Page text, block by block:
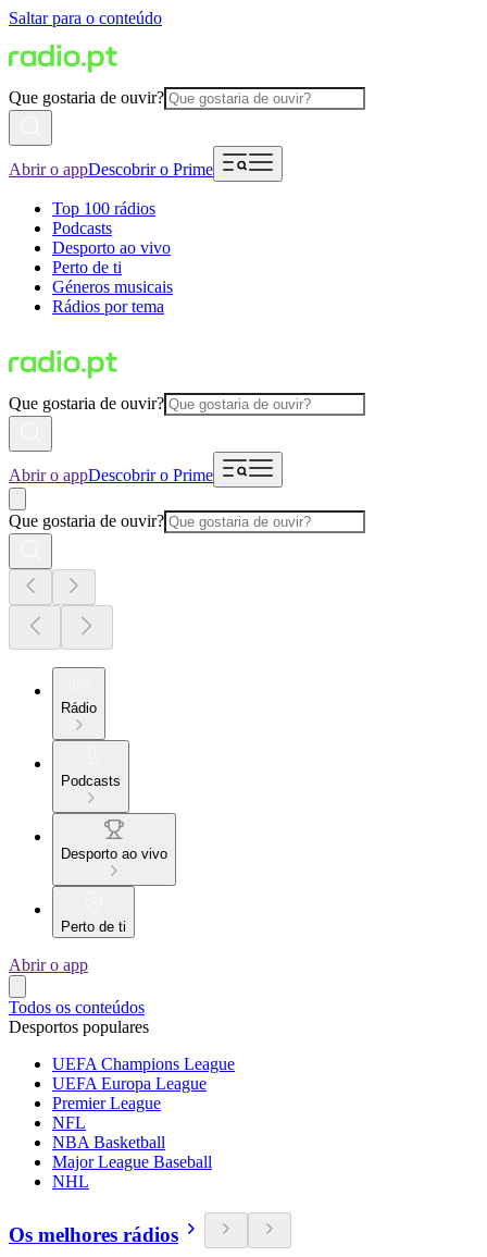
Saltar para o conteúdo
Que gostaria de ouvir?
Abrir o appDescobrir o Prime
Top 100 rádios
Podcasts
Desporto ao vivo
Perto de ti
Géneros musicais
Rádios por tema
Que gostaria de ouvir?
Abrir o appDescobrir o Prime
Que gostaria de ouvir?
Rádio
Podcasts
Desporto ao vivo
Perto de ti
Abrir o app
Todos os conteúdos
Desportos populares
UEFA Champions League
UEFA Europa League
Premier League
NFL
NBA Basketball
Major League Baseball
NHL
Os melhores rádios